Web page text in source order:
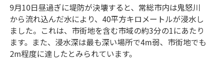
9月10日昼過ぎに堤防が決壊すると、常総市内は鬼怒川
から流れ込んだ水により、40平方キロメートルが浸水し
ました。これは、市街地を含む市域の約3分の1にあたり
ます。また、浸水深は最も深い場所で4m弱、市街地でも
2m程度に達したとみられています。